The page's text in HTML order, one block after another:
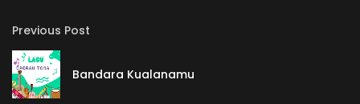
Previous Post
Bandara Kualanamu